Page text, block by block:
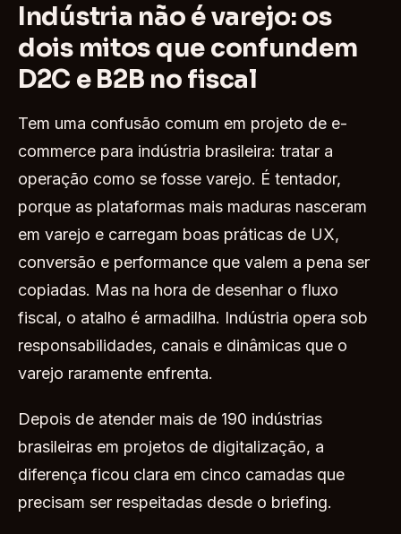
Indústria não é varejo: os
dois mitos que confundem
D2C e B2B no fiscal
Tem uma confusão comum em projeto de e-
commerce para indústria brasileira: tratar a
operação como se fosse varejo. É tentador,
porque as plataformas mais maduras nasceram
em varejo e carregam boas práticas de UX,
conversão e performance que valem a pena ser
copiadas. Mas na hora de desenhar o fluxo
fiscal, o atalho é armadilha. Indústria opera sob
responsabilidades, canais e dinâmicas que o
varejo raramente enfrenta.
Depois de atender mais de 190 indústrias
brasileiras em projetos de digitalização, a
diferença ficou clara em cinco camadas que
precisam ser respeitadas desde o briefing.